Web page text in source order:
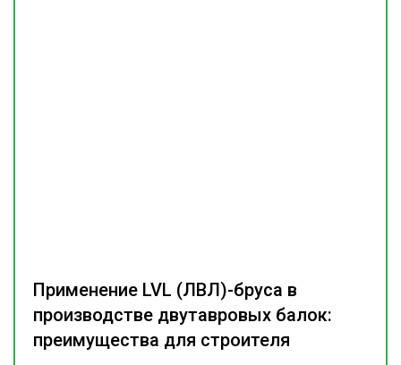
Применение LVL (ЛВЛ)-бруса в
производстве двутавровых балок:
преимущества для строителя